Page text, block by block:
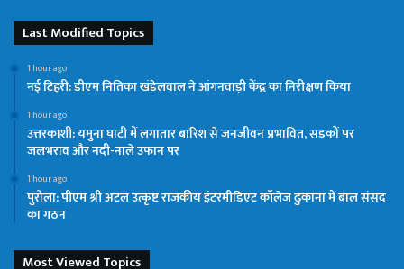
Last Modified Topics
1 hour ago
नई टिहरी: डीएम नितिका खंडेलवाल ने आंगनवाड़ी केंद्र का निरीक्षण किया
1 hour ago
उत्तरकाशी: यमुना घाटी में लगातार बारिश से जनजीवन प्रभावित, सड़कों पर
जलभराव और नदी-नाले उफान पर
1 hour ago
पुरोला: पीएम श्री अटल उत्कृष्ट राजकीय इंटरमीडिएट कॉलेज ढुकाना में बाल संसद
का गठन
Most Viewed Topics